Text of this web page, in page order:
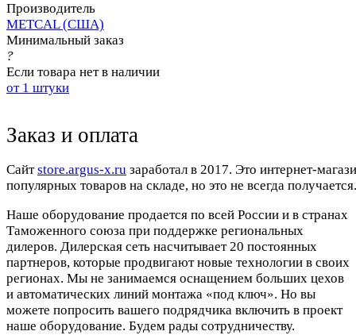
Производитель
METCAL (США)
Минимальный заказ
?
Если товара нет в наличии
от 1 штуки
Заказ и оплата
Cайтstore.argus-x.ru заработал в 2017. Это интернет-
популярных товаров на складе, но это не всегда
Наше оборудование продается по всей России и в странах
Таможенного союза при поддержке региональных
дилеров. Дилерская сеть насчитывает 20 постоянных
партнеров, которые продвигают новые технологии в своих
регионах. Мы не занимаемся оснащением больших цехов
и автоматических линий монтажа «под ключ». Но вы
можете попросить вашего подрядчика включить в проект
наше оборудование. Будем рады сотрудничеству.